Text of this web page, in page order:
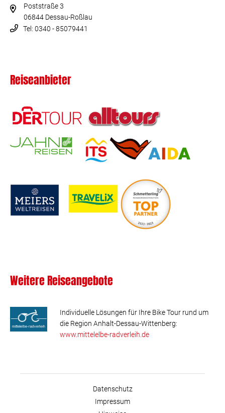
Poststraße 3
06844 Dessau-Roßlau
Tel: 0340 - 85079441
Reiseanbieter
Weitere Reiseangebote
Individuelle Lösungen für Ihre Bike Tour rund um
die Region Anhalt-Dessau-Wittenberg:
www.mittelelbe-radverleih.de
Datenschutz
Impressum